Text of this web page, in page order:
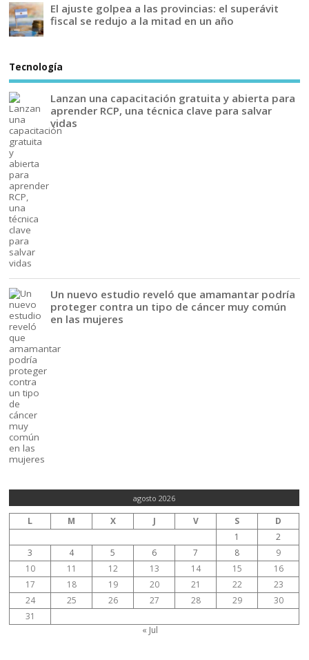
El ajuste golpea a las provincias: el superávit
fiscal se redujo a la mitad en un año
Tecnología
Lanzan una capacitación gratuita y abierta para
aprender RCP, una técnica clave para salvar
vidas
Un nuevo estudio reveló que amamantar podría
proteger contra un tipo de cáncer muy común
en las mujeres
agosto 2026
L M X J V S
D
1
2
3
4 5 6 7 8
9
10
11 12 13 14 15
16
17
18 19 20 21 22
23
24
25 26 27 28 29
30
31
« Jul